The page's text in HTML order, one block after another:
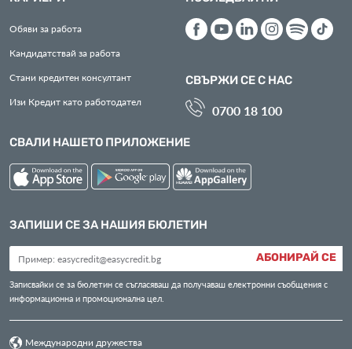
Обяви за работа
Кандидатствай за работа
Стани кредитен консултант
Изи Кредит като работодател
СВЪРЖИ СЕ С НАС
0700 18 100
СВАЛИ НАШЕТО ПРИЛОЖЕНИЕ
ЗАПИШИ СЕ ЗА НАШИЯ БЮЛЕТИН
АБОНИРАЙ СЕ
Записвайки се за бюлетин се съгласяваш да получаваш електронни съобщения с
информационна и промоционална цел.
Международни дружества